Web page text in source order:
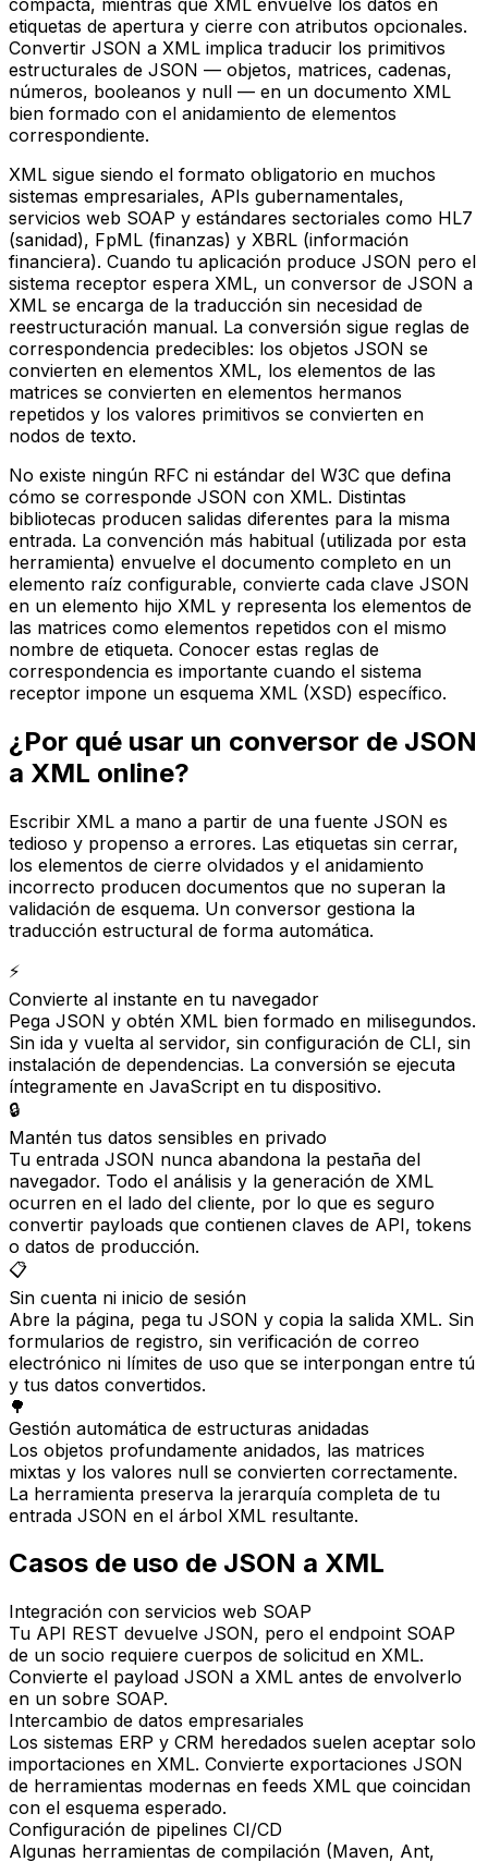
etiquetas de apertura y cierre con atributos opcionales.
Convertir JSON a XML implica traducir los primitivos
estructurales de JSON — objetos, matrices, cadenas,
números, booleanos y null — en un documento XML
bien formado con el anidamiento de elementos
correspondiente.
XML sigue siendo el formato obligatorio en muchos
sistemas empresariales, APIs gubernamentales,
servicios web SOAP y estándares sectoriales como HL7
(sanidad), FpML (finanzas) y XBRL (información
financiera). Cuando tu aplicación produce JSON pero el
sistema receptor espera XML, un conversor de JSON a
XML se encarga de la traducción sin necesidad de
reestructuración manual. La conversión sigue reglas de
correspondencia predecibles: los objetos JSON se
convierten en elementos XML, los elementos de las
matrices se convierten en elementos hermanos
repetidos y los valores primitivos se convierten en
nodos de texto.
No existe ningún RFC ni estándar del W3C que defina
cómo se corresponde JSON con XML. Distintas
bibliotecas producen salidas diferentes para la misma
entrada. La convención más habitual (utilizada por esta
herramienta) envuelve el documento completo en un
elemento raíz configurable, convierte cada clave JSON
en un elemento hijo XML y representa los elementos de
las matrices como elementos repetidos con el mismo
nombre de etiqueta. Conocer estas reglas de
correspondencia es importante cuando el sistema
receptor impone un esquema XML (XSD) específico.
¿Por qué usar un conversor de JSON
a XML online?
Escribir XML a mano a partir de una fuente JSON es
tedioso y propenso a errores. Las etiquetas sin cerrar,
los elementos de cierre olvidados y el anidamiento
incorrecto producen documentos que no superan la
validación de esquema. Un conversor gestiona la
traducción estructural de forma automática.
⚡
Convierte al instante en tu navegador
Pega JSON y obtén XML bien formado en milisegundos.
Sin ida y vuelta al servidor, sin configuración de CLI, sin
instalación de dependencias. La conversión se ejecuta
íntegramente en JavaScript en tu dispositivo.
🔒
Mantén tus datos sensibles en privado
Tu entrada JSON nunca abandona la pestaña del
navegador. Todo el análisis y la generación de XML
ocurren en el lado del cliente, por lo que es seguro
convertir payloads que contienen claves de API, tokens
o datos de producción.
📋
Sin cuenta ni inicio de sesión
Abre la página, pega tu JSON y copia la salida XML. Sin
formularios de registro, sin verificación de correo
electrónico ni límites de uso que se interpongan entre tú
y tus datos convertidos.
🌳
Gestión automática de estructuras anidadas
Los objetos profundamente anidados, las matrices
mixtas y los valores null se convierten correctamente.
La herramienta preserva la jerarquía completa de tu
entrada JSON en el árbol XML resultante.
Casos de uso de JSON a XML
Integración con servicios web SOAP
Tu API REST devuelve JSON, pero el endpoint SOAP
de un socio requiere cuerpos de solicitud en XML.
Convierte el payload JSON a XML antes de envolverlo
en un sobre SOAP.
Intercambio de datos empresariales
Los sistemas ERP y CRM heredados suelen aceptar solo
importaciones en XML. Convierte exportaciones JSON
de herramientas modernas en feeds XML que coincidan
con el esquema esperado.
Configuración de pipelines CI/CD
Algunas herramientas de compilación (Maven, Ant,